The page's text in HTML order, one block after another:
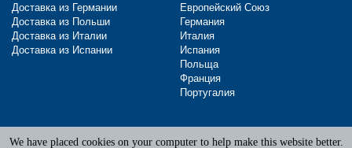
Доставка из Германии
Доставка из Польши
Доставка из Италии
Доставка из Испании
Европейский Союз
Германия
Италия
Испания
Польща
Франция
Португалия
We have placed cookies on your computer to help make this website better.